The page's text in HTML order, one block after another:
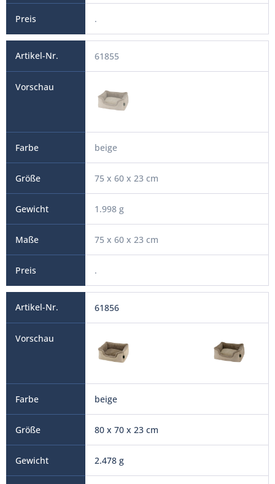
.
61855
beige
75 x 60 x 23 cm
1.998 g
75 x 60 x 23 cm
.
61856
beige
80 x 70 x 23 cm
2.478 g